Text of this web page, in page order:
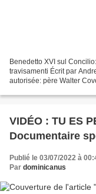
Benedetto XVI sul
travisamenti Écrit par
autorisée: père Walter
VIDÉO : TU ES
Documentaire
Publié le 03/07/2022 à
Par dominicanus